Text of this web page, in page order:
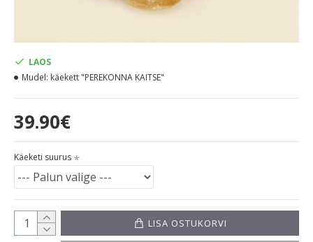
39.90€
LAOS
Mudel: käekett "PEREKONNA KAITSE"
Käeketi suurus
LISA OSTUKORVI